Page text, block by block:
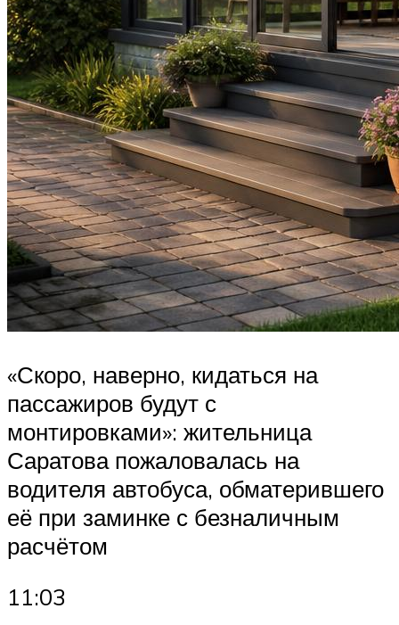
«Скоро, наверно, кидаться на
пассажиров будут с
монтировками»: жительница
Саратова пожаловалась на
водителя автобуса, обматерившего
её при заминке с безналичным
расчётом
11:03